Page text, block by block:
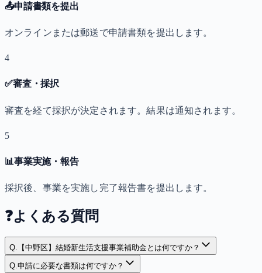
📤申請書類を提出
オンラインまたは郵送で申請書類を提出します。
4
✅審査・採択
審査を経て採択が決定されます。結果は通知されます。
5
📊事業実施・報告
採択後、事業を実施し完了報告書を提出します。
❓よくある質問
Q. 【中野区】結婚新生活支援事業補助金とは何ですか？
Q.申請に必要な書類は何ですか？